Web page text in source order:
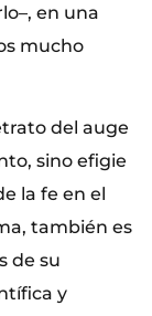
en una
mucho
del auge
sino efigie
la fe en el
también es
de su
y